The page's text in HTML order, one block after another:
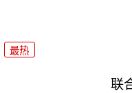
最热
联